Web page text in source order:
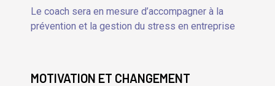
Le coach sera en mesure d’accompagner à la
prévention et la gestion du stress en entreprise
MOTIVATION ET CHANGEMENT